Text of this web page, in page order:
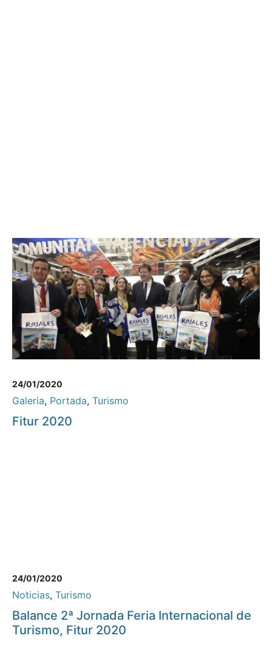
24/01/2020
Galeria, Portada, Turismo
Fitur 2020
24/01/2020
Noticias, Turismo
Balance 2ª Jornada Feria Internacional de
Turismo, Fitur 2020